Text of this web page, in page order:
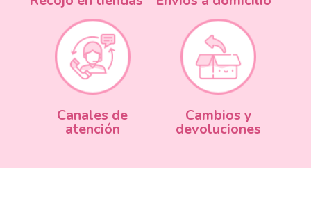
Canales de
atención
Cambios y
devoluciones